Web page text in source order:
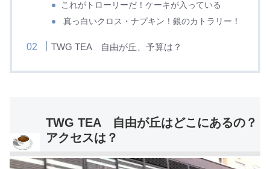
これがトローリーだ！ケーキが入っている
真っ白いクロス・ナプキン！銀のカトラリー！
TWG TEA 自由が丘、予算は？
TWG TEA 自由が丘はどこにあるの？
アクセスは？